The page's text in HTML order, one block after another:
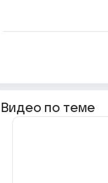
Видео по теме